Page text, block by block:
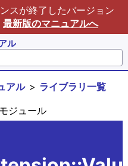
スが終了したバージョン
最新版のマニュアルへ
ル
アル
ライブラリ一覧
ジュール